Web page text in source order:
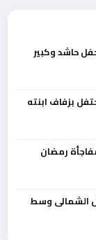
حاشد وكبير
بزفاف ابنته
رمضان
الشمالى وسط